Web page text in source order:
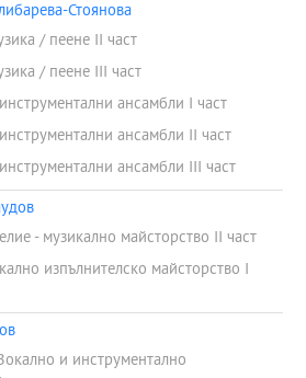
Стоянова
/ пеене ІІ част
/ пеене ІІІ част
ансамбли I част
ансамбли II част
ансамбли III част
- музикално майсторство II част
изпълнителско майсторство I
и инструментално